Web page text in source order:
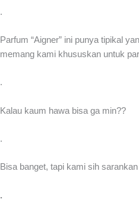
.
Parfum “Aigner” ini punya tipikal
memang kami khususkan untuk
.
Kalau kaum hawa bisa ga min??
.
Bisa banget, tapi kami sih
.